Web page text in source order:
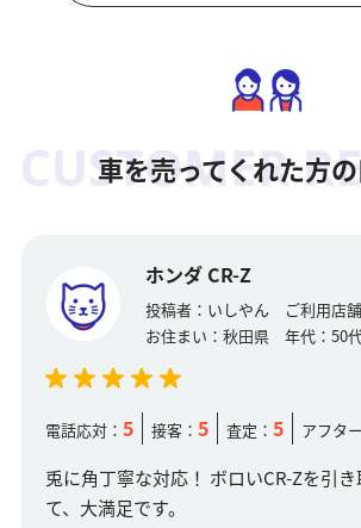
車を売ってくれた方
ホンダ CR-Z
投稿者： いしやん ご利用店
お住まい： 秋田県 年代： 50
電話応対： 5 接客： 5 査定： 5 アフタ
兎に角丁寧な対応！ ボロいCR-Zを引
て、大満足です。